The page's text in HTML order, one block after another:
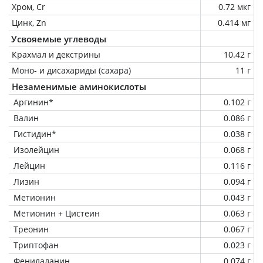
Хром, Cr
0.72 мкг
Цинк, Zn
0.414 мг
Усвояемые углеводы
Крахмал и декстрины
10.42 г
Моно- и дисахариды (сахара)
11 г
Незаменимые аминокислоты
Аргинин*
0.102 г
Валин
0.086 г
Гистидин*
0.038 г
Изолейцин
0.068 г
Лейцин
0.116 г
Лизин
0.094 г
Метионин
0.043 г
Метионин + Цистеин
0.063 г
Треонин
0.067 г
Триптофан
0.023 г